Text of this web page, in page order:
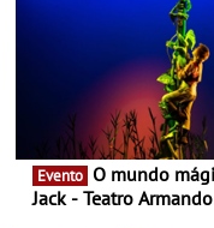
Evento
Jack - Teatro Armando